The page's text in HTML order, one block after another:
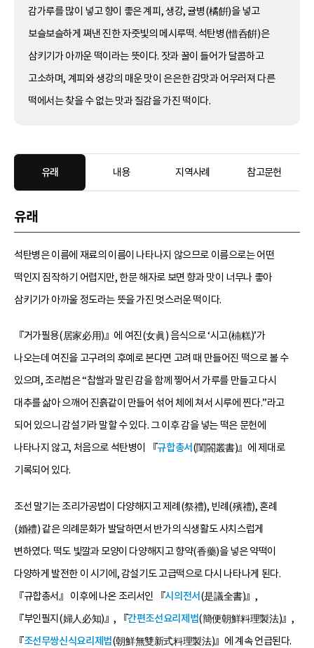
감가루를 많이 넣고 향이 좋은 계피, 생강, 귤병(橘餠)을 넣고
보슬보슬하게 쪄낸 진한 자줏빛의 메시루떡. 석탄병(惜呑餠)은
삼키기가 아까운 떡이라는 뜻이다. 잣과 꿀이 들어가 달콤하고
고소하며, 계피와 생강의 매운 맛이 은은한 감맛과 어우러져 다른
떡에서는 찾을 수 없는 맛과 질감을 가진 떡이다.
유래 내용 지역사례 참고문헌
유래
석탄병은 이름에 재료의 이름이 나타나지 않으므로 이름으로는 어떤
떡인지 짐작하기 어렵지만, 한문 해자로 보면 향과 맛이 너무나 좋아
삼키기가 아까울 정도라는 뜻을 가진 멋스러운 떡이다.
『거가필용(居家必用)』에 여진(女眞) 음식으로 ‘시고(枾糕)’가
나오는데 여진을 고구려의 후예로 본다면 고려 때 만들어진 떡으로 볼 수
있으며, 조리법은 “찹쌀과 말린 감을 함께 찧어서 가루를 만들고 다시
대추를 삶아 으깨어 진흙같이 만들어 섞어 체에 쳐서 시루에 찐다.”라고
되어 있으니 감설기라 말할 수 있다. 그 이후 감을 넣는 떡은 문헌에
나타나지 않고, 처음으로 석탄병이 『규합총서 (閨閤叢書)』에 제대로
기록되어 있다.
조선 말기는 조리가공법이 다양해지고 제례(祭禮), 빈례(殯禮), 혼례
(婚禮) 같은 의례문화가 발달하면서 반가의 식생활도 사치스럽게
변하였다. 떡도 빛깔과 모양이 다양해지고 향약(香藥)을 넣은 약떡이
다양하게 발전한 이 시기에, 감설기도 고급떡으로 다시 나타나게 된다.
『규합총서』 이후에 나온 조리서인 『시의전서 (是議全書)』,
『부인필지(婦人必知)』, 『간편조선요리제법(簡便朝鮮料理製法)』,
『조선무쌍신식요리제법(朝鮮無雙新式料理製法)』에 계속 언급된다.